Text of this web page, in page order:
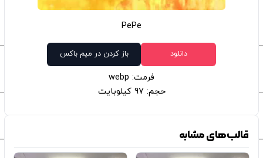
PePe
دانلود باز کردن در میم باکس
فرمت: webp
حجم: 97 کیلوبایت
قالب‌های مشابه